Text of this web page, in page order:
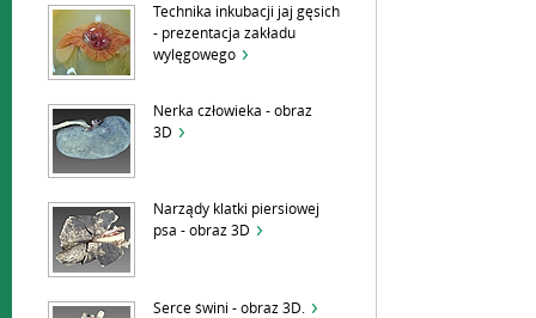
Technika inkubacji jaj gęsich
- prezentacja zakładu
wylęgowego
Nerka człowieka - obraz
3D
Narządy klatki piersiowej
psa - obraz 3D
Serce świni - obraz 3D.